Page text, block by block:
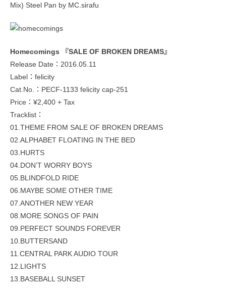
Mix) Steel Pan by MC.sirafu
Homecomings 『SALE OF BROKEN DREAMS』
Release Date：2016.05.11
Label：felicity
Cat.No.：PECF-1133 felicity cap-251
Price：¥2,400 + Tax
Tracklist：
01.THEME FROM SALE OF BROKEN DREAMS
02.ALPHABET FLOATING IN THE BED
03.HURTS
04.DON’T WORRY BOYS
05.BLINDFOLD RIDE
06.MAYBE SOME OTHER TIME
07.ANOTHER NEW YEAR
08.MORE SONGS OF PAIN
09.PERFECT SOUNDS FOREVER
10.BUTTERSAND
11.CENTRAL PARK AUDIO TOUR
12.LIGHTS
13.BASEBALL SUNSET